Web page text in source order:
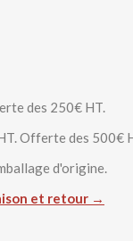
des 250€ HT.
Offerte des 500€
d'origine.
et retour →